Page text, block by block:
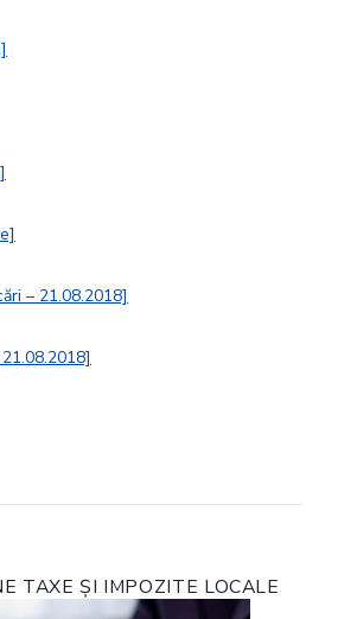
– 21.08.2018]
TAXE ȘI IMPOZITE LOCALE